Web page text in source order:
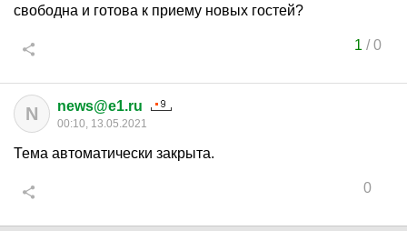
свободна и готова к приему новых гостей?
1 /0
N news@e1.ru
00:10, 13.05.2021
Тема автоматически закрыта.
0